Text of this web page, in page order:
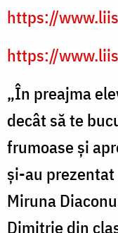
https://
https://
„În preajma
decât să te
frumoase și
și-au
Miruna
Dimitrie din